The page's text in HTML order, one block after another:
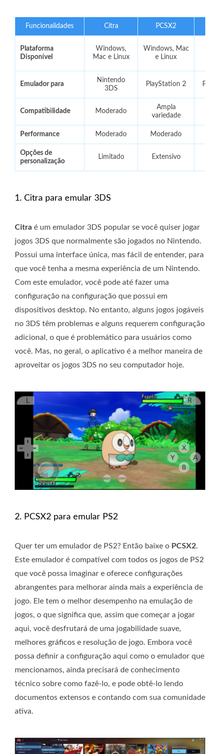
Funcionalidades Citra PCSX2
Plataforma
Disponível
Windows,
Mac e Linux
Windows, Mac
e Linux
Emulador para
Nintendo
3DS
PlayStation 2
Compatibilidade Moderado
Ampla
variedade
Performance Moderado Moderado
Opções de
personalização
Limitado Extensivo
1. Citra para emular 3DS
Citra é um emulador 3DS popular se você quiser jogar
jogos 3DS que normalmente são jogados no Nintendo.
Possui uma interface única, mas fácil de entender, para
que você tenha a mesma experiência de um Nintendo.
Com este emulador, você pode até fazer uma
configuração na configuração que possui em
dispositivos desktop. No entanto, alguns jogos jogáveis
​​no 3DS têm problemas e alguns requerem configuração
adicional, o que é problemático para usuários como
você. Mas, no geral, o aplicativo é a melhor maneira de
aproveitar os jogos 3DS no seu computador hoje.
2. PCSX2 para emular PS2
Quer ter um emulador de PS2? Então baixe o PCSX2.
Este emulador é compatível com todos os jogos de PS2
que você possa imaginar e oferece configurações
abrangentes para melhorar ainda mais a experiência de
jogo. Ele tem o melhor desempenho na emulação de
jogos, o que significa que, assim que começar a jogar
aqui, você desfrutará de uma jogabilidade suave,
melhores gráficos e resolução de jogo. Embora você
possa definir a configuração aqui como o emulador que
mencionamos, ainda precisará de conhecimento
técnico sobre como fazê-lo, e pode obtê-lo lendo
documentos extensos e contando com sua comunidade
ativa.